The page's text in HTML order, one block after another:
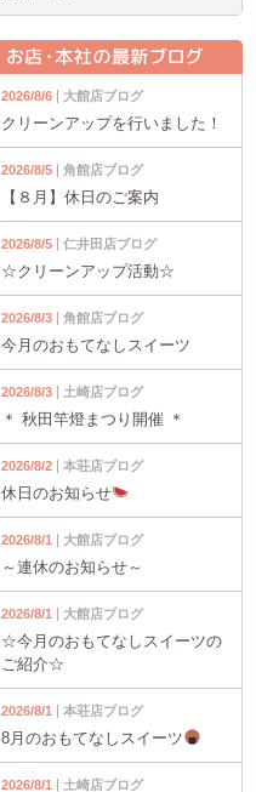
2026/8/6 大館店ブログ
クリーンアップを行いました！
2026/8/5 角館店ブログ
【８月】休日のご案内
2026/8/5 仁井田店ブログ
☆クリーンアップ活動☆
2026/8/3 角館店ブログ
今月のおもてなしスイーツ
2026/8/3 土崎店ブログ
＊ 秋田竿燈まつり開催 ＊
2026/8/2 本荘店ブログ
休日のお知らせ
2026/8/1 大館店ブログ
～連休のお知らせ～
2026/8/1 大館店ブログ
☆今月のおもてなしスイーツの
ご紹介☆
2026/8/1 本荘店ブログ
8月のおもてなしスイーツ
2026/8/1 土崎店ブログ